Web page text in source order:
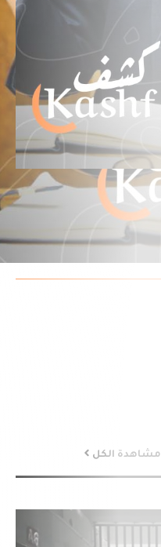
مشاهدة الكل